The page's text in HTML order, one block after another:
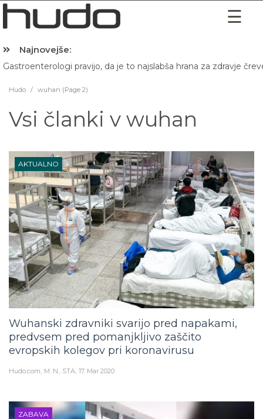
Najnovejše:
Gastroenterologi pravijo, da je to najslabša hrana za zdravje
Hudo / wuhan (Page 2)
Vsi članki v wuhan
AKTUALNO
Wuhanski zdravniki svarijo pred napakami,
predvsem pred pomanjkljivo zaščito
evropskih kolegov pri koronavirusu
Hudo.com M. N., STA 17. Mar 2020
ZABAVA